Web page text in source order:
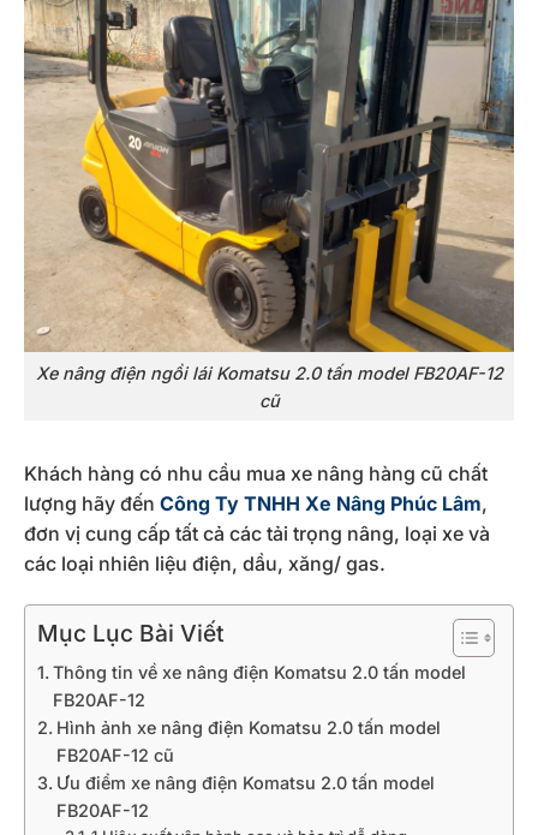
Xe nâng điện ngồi lái Komatsu 2.0 tấn model FB20AF-12
cũ
Khách hàng có nhu cầu mua xe nâng hàng cũ chất
lượng hãy đến Công Ty TNHH Xe Nâng Phúc Lâm,
đơn vị cung cấp tất cả các tải trọng nâng, loại xe và
các loại nhiên liệu điện, dầu, xăng/ gas.
Mục Lục Bài Viết
Thông tin về xe nâng điện Komatsu 2.0 tấn model
FB20AF-12
Hình ảnh xe nâng điện Komatsu 2.0 tấn model
FB20AF-12 cũ
Ưu điểm xe nâng điện Komatsu 2.0 tấn model
FB20AF-12